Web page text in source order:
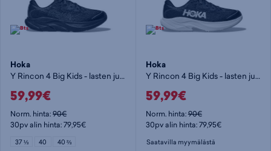
Hoka
Y Rincon 4 Big Kids - lasten juoksukengät
59,99€
Norm. hinta:90€
30pv alin hinta: 79,95€
37 ⅓ 40 40 ⅔
Hoka
Y Rincon 4 Big Kids - lasten juoksukengät
59,99€
Norm. hinta:90€
30pv alin hinta: 79,95€
Saatavilla myymälästä